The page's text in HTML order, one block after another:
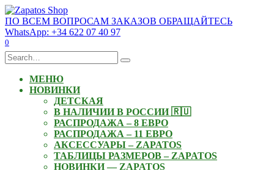
Skip
to
content
ПО ВСЕМ ВОПРОСАМ ЗАКАЗОВ ОБРАЩАЙТЕСЬ
WhatsApp: +34 622 07 40 97
0
Search
for:
МЕНЮ
НОВИНКИ
ДЕТСКАЯ
В НАЛИЧИИ В РОССИИ 🇷🇺
РАСПРОДАЖА – 8 ЕВРО
РАСПРОДАЖА – 11 ЕВРО
АКСЕССУАРЫ – ZAPATOS
ТАБЛИЦЫ РАЗМЕРОВ – ZAPATOS
НОВИНКИ — ZAPATOS